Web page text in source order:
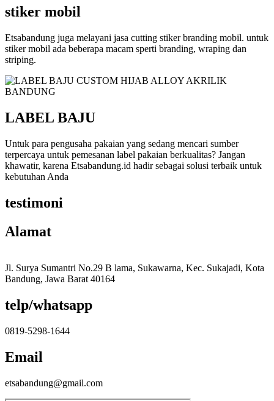
stiker mobil
Etsabandung juga melayani jasa cutting stiker branding mobil. untuk
stiker mobil ada beberapa macam sperti branding, wraping dan
striping.
LABEL BAJU
Untuk para pengusaha pakaian yang sedang mencari sumber
terpercaya untuk pemesanan label pakaian berkualitas? Jangan
khawatir, karena Etsabandung.id hadir sebagai solusi terbaik untuk
kebutuhan Anda
testimoni
Alamat
Jl. Surya Sumantri No.29 B lama, Sukawarna, Kec. Sukajadi, Kota
Bandung, Jawa Barat 40164
telp/whatsapp
0819-5298-1644
Email
etsabandung@gmail.com